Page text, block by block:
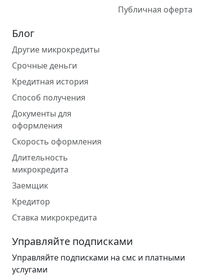
Публичная оферта
Блог
Другие микрокредиты
Срочные деньги
Кредитная история
Способ получения
Документы для
оформления
Скорость оформления
Длительность
микрокредита
Заемщик
Кредитор
Ставка микрокредита
Управляйте подписками
Управляйте подписками на смс и платными
услугами